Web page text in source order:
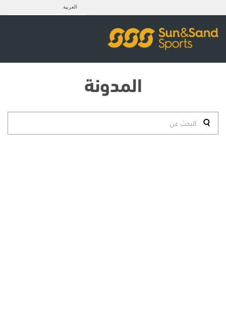
العربية
المدونة